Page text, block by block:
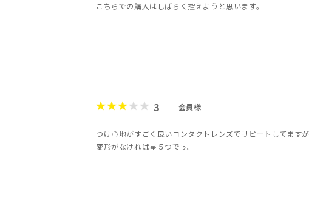
こちらでの購入はしばらく控えようと思います。
3 会員様
つけ心地がすごく良いコンタクトレンズでリピートしてます
変形がなければ星５つです。